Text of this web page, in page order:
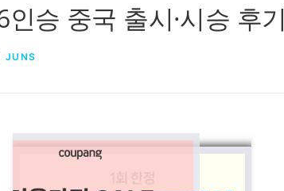
승 중국 출시·시승 후기
JUNS